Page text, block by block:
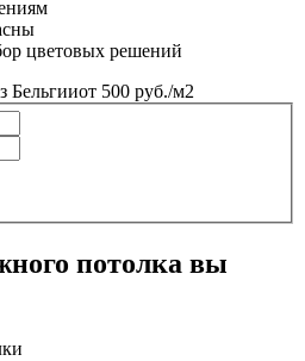
цветовых решений
Бельгииот 500 руб./м2
потолка вы